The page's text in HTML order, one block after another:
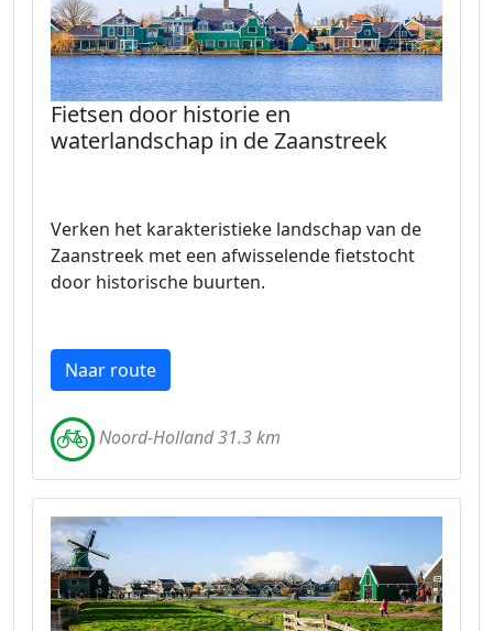
Fietsen door historie en
waterlandschap in de Zaanstreek
Verken het karakteristieke landschap van de
Zaanstreek met een afwisselende fietstocht
door historische buurten.
Naar route
Noord-Holland 31.3 km